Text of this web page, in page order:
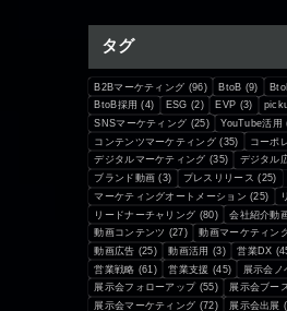
タグ
B2Bマーケティング (96) BtoB (9)
BtoB採用 (4) ESG (2) EVP (3)
SNSマーケティング (25) YouTube活用
コンテンツマーケティング(35) コーポ
デジタルマーケティング (35) デジタル
ブランド動画 (3) プレスリリース (25)
マーケティングオートメーション (25)
リードナーチャリング (80) 会社紹介動
動画コンテンツ (27) 動画マーケティン
動画広告 (25) 動画活用 (3) 営業DX
営業戦略 (61) 営業支援 (45) 展示会ノ
展示会フォローアップ(55) 展示会ブー
展示会マーケティング (72) 展示会出展